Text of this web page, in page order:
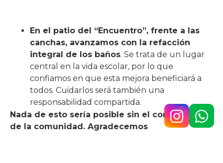
En el patio del “Encuentro”, frente a las
canchas, avanzamos con la refacción
integral de los baños. Se trata de un lugar
central en la vida escolar, por lo que
confiamos en que esta mejora beneficiará a
todos. Cuidarlos será también una
responsabilidad compartida.
Nada de esto sería posible sin el compromiso
de la comunidad. Agradecemos